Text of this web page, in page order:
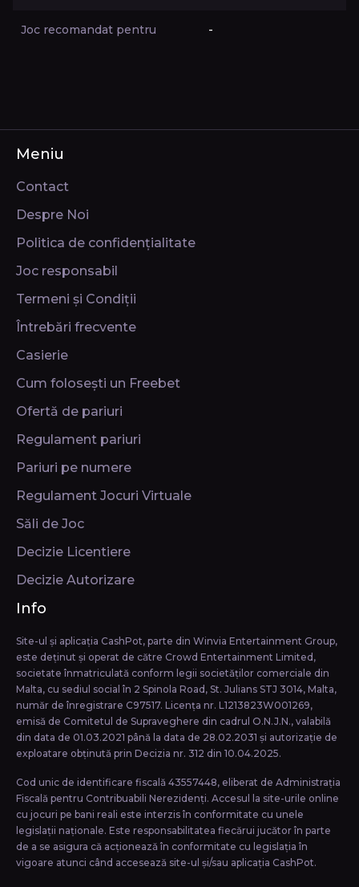
Joc recomandat pentru -
Meniu
Contact
Despre Noi
Politica de confidențialitate
Joc responsabil
Termeni și Condiții
Întrebări frecvente
Casierie
Cum folosești un Freebet
Ofertă de pariuri
Regulament pariuri
Pariuri pe numere
Regulament Jocuri Virtuale
Săli de Joc
Decizie Licentiere
Decizie Autorizare
Info
Site-ul și aplicația CashPot, parte din Winvia Entertainment Group,
este deținut și operat de către Crowd Entertainment Limited,
societate înmatriculată conform legii societăţilor comerciale din
Malta, cu sediul social în 2 Spinola Road, St. Julians STJ 3014, Malta,
număr de înregistrare C97517. Licența nr. L1213823W001269,
emisă de Comitetul de Supraveghere din cadrul O.N.J.N., valabilă
din data de 01.03.2021 până la data de 28.02.2031 și autorizație de
exploatare obținută prin Decizia nr. 312 din 10.04.2025.
Cod unic de identificare fiscală 43557448, eliberat de Administrația
Fiscală pentru Contribuabili Nerezidenți. Accesul la site-urile online
cu jocuri pe bani reali este interzis în conformitate cu unele
legislații naționale. Este responsabilitatea fiecărui jucător în parte
de a se asigura că acționează în conformitate cu legislația în
vigoare atunci când accesează site-ul și/sau aplicația CashPot.